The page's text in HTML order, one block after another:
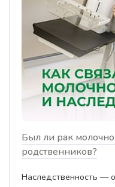
Был ли рак
родственников?
Наследственность —